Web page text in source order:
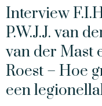
Interview
P.W.J.J. van
van der Mast
Roest – Hoe
een